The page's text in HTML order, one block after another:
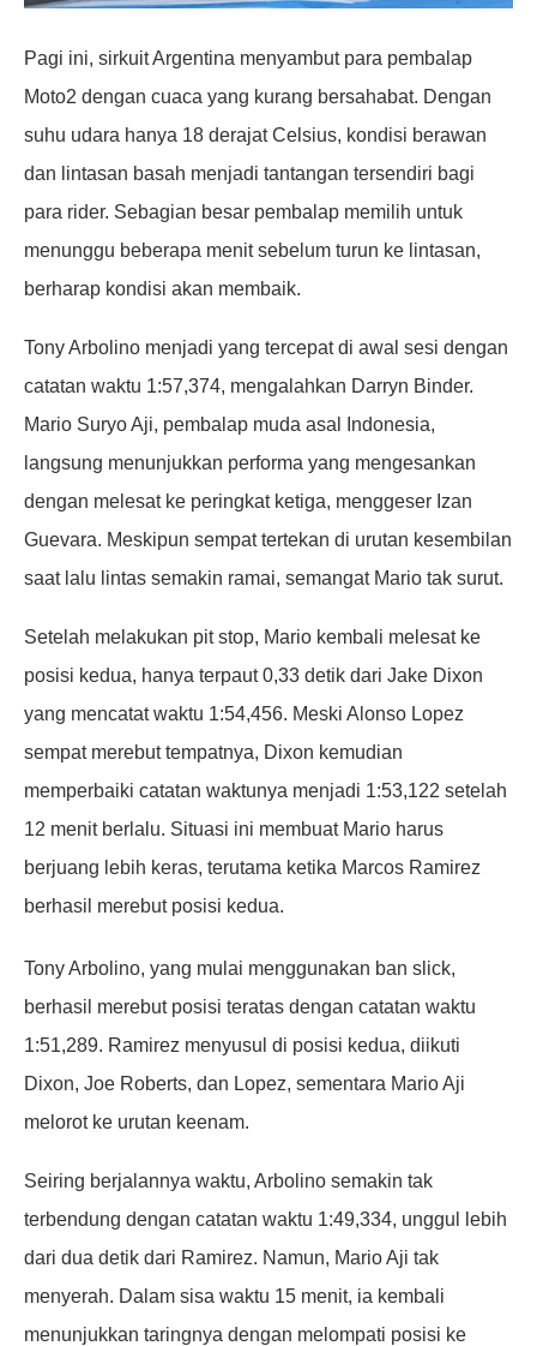
Pagi ini, sirkuit Argentina menyambut para pembalap
Moto2 dengan cuaca yang kurang bersahabat. Dengan
suhu udara hanya 18 derajat Celsius, kondisi berawan
dan lintasan basah menjadi tantangan tersendiri bagi
para rider. Sebagian besar pembalap memilih untuk
menunggu beberapa menit sebelum turun ke lintasan,
berharap kondisi akan membaik.
Tony Arbolino menjadi yang tercepat di awal sesi dengan
catatan waktu 1:57,374, mengalahkan Darryn Binder.
Mario Suryo Aji, pembalap muda asal Indonesia,
langsung menunjukkan performa yang mengesankan
dengan melesat ke peringkat ketiga, menggeser Izan
Guevara. Meskipun sempat tertekan di urutan kesembilan
saat lalu lintas semakin ramai, semangat Mario tak surut.
Setelah melakukan pit stop, Mario kembali melesat ke
posisi kedua, hanya terpaut 0,33 detik dari Jake Dixon
yang mencatat waktu 1:54,456. Meski Alonso Lopez
sempat merebut tempatnya, Dixon kemudian
memperbaiki catatan waktunya menjadi 1:53,122 setelah
12 menit berlalu. Situasi ini membuat Mario harus
berjuang lebih keras, terutama ketika Marcos Ramirez
berhasil merebut posisi kedua.
Tony Arbolino, yang mulai menggunakan ban slick,
berhasil merebut posisi teratas dengan catatan waktu
1:51,289. Ramirez menyusul di posisi kedua, diikuti
Dixon, Joe Roberts, dan Lopez, sementara Mario Aji
melorot ke urutan keenam.
Seiring berjalannya waktu, Arbolino semakin tak
terbendung dengan catatan waktu 1:49,334, unggul lebih
dari dua detik dari Ramirez. Namun, Mario Aji tak
menyerah. Dalam sisa waktu 15 menit, ia kembali
menunjukkan taringnya dengan melompati posisi ke